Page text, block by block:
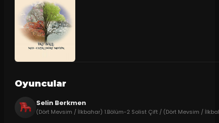
Oyuncular
Selin Berkmen
(Dört Mevsim / İlkbahar) 1.Bölüm-2 Solist Çift / (Dört Mevsim /